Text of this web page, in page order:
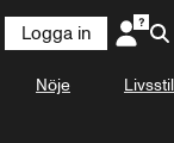
Logga in
Nöje Livsstil